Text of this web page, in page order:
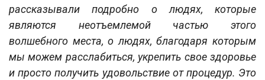
рассказывали подробно о людях, которые
являются неотъемлемой частью этого
волшебного места, о людях, благодаря которым
мы можем расслабиться, укрепить свое здоровье
и просто получить удовольствие от процедур. Это